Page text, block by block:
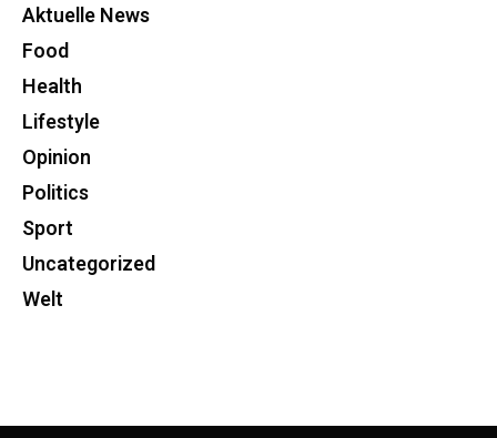
Aktuelle News
Food
Health
Lifestyle
Opinion
Politics
Sport
Uncategorized
Welt